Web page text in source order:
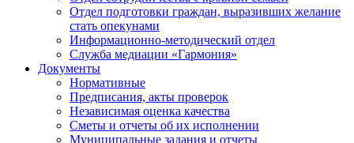
Отдел подготовки граждан, выразивших желание
стать опекунами
Информационно-методический отдел
Служба медиации «Гармония»
Документы
Нормативные
Предписания, акты проверок
Независимая оценка качества
Сметы и отчеты об их исполнении
Муниципальные задания и отчеты